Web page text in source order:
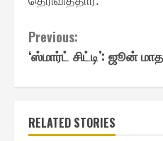
Continue
Reading
Previous:
‘ஸ்மார்ட் சிட்டி’: ஜூன்
RELATED STORIES